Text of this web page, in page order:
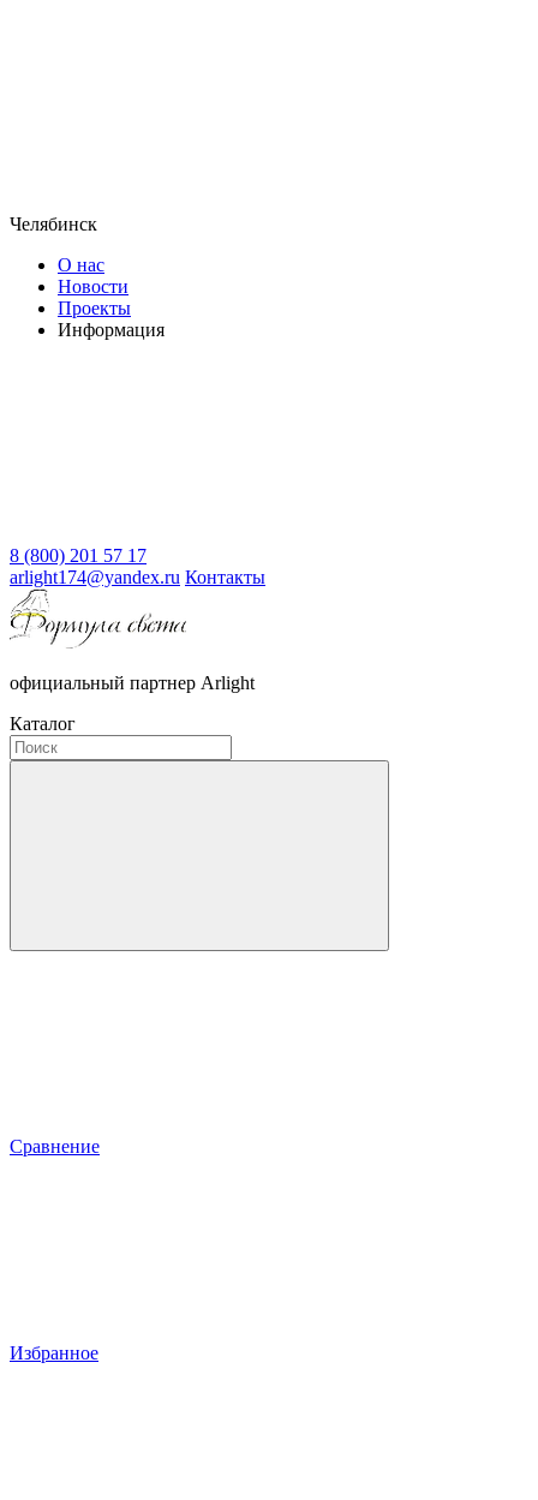
Челябинск
О нас
Новости
Проекты
Информация
8 (800) 201 57 17
arlight174@yandex.ru Контакты
официальный партнер Arlight
Каталог
Сравнение
Избранное